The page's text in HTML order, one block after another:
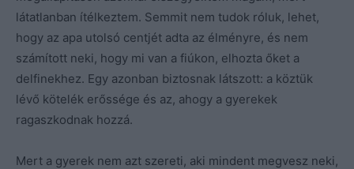
látatlanban ítélkeztem. Semmit nem tudok róluk, lehet,
hogy az apa utolsó centjét adta az élményre, és nem
számított neki, hogy mi van a fiúkon, elhozta őket a
delfinekhez. Egy azonban biztosnak látszott: a köztük
lévő kötelék erőssége és az, ahogy a gyerekek
ragaszkodnak hozzá.
Mert a gyerek nem azt szereti, aki mindent megvesz neki,